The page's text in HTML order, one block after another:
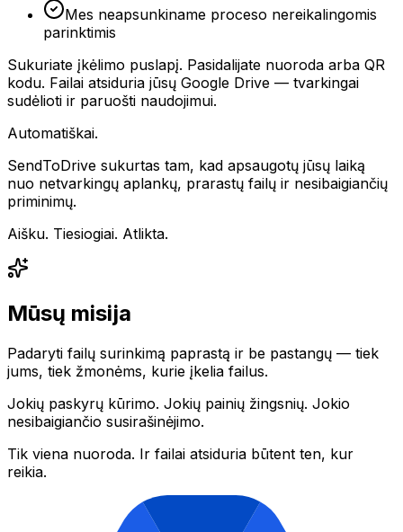
Mes neapsunkiname proceso nereikalingomis
parinktimis
Sukuriate įkėlimo puslapį. Pasidalijate nuoroda arba QR
kodu. Failai atsiduria jūsų Google Drive — tvarkingai
sudėlioti ir paruošti naudojimui.
Automatiškai.
SendToDrive sukurtas tam, kad apsaugotų jūsų laiką
nuo netvarkingų aplankų, prarastų failų ir nesibaigiančių
priminimų.
Aišku. Tiesiogiai. Atlikta.
Mūsų misija
Padaryti failų surinkimą paprastą ir be pastangų — tiek
jums, tiek žmonėms, kurie įkelia failus.
Jokių paskyrų kūrimo. Jokių painių žingsnių. Jokio
nesibaigiančio susirašinėjimo.
Tik viena nuoroda. Ir failai atsiduria būtent ten, kur
reikia.